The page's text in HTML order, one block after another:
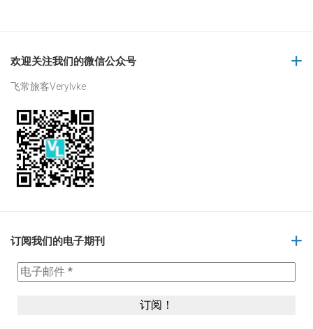
欢迎关注我们的微信公众号
飞常旅客Verylvke
订阅我们的电子期刊